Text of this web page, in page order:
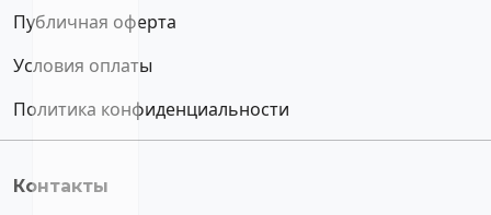
Публичная оферта
Условия оплаты
Политика конфиденциальности
Контакты